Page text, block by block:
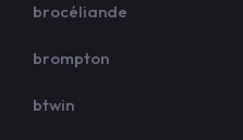
brocéliande
brompton
btwin